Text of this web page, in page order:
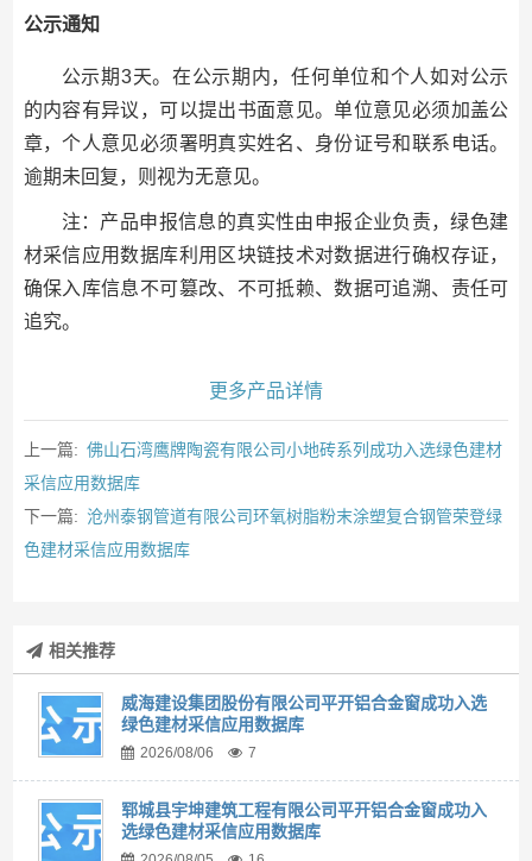
公示通知
公示期3天。在公示期内，任何单位和个人如对公示
的内容有异议，可以提出书面意见。单位意见必须加盖公
章，个人意见必须署明真实姓名、身份证号和联系电话。
逾期未回复，则视为无意见。
注：产品申报信息的真实性由申报企业负责，绿色建
材采信应用数据库利用区块链技术对数据进行确权存证，
确保入库信息不可篡改、不可抵赖、数据可追溯、责任可
追究。
更多产品详情
上一篇: 佛山石湾鹰牌陶瓷有限公司小地砖系列成功入选绿色建材
采信应用数据库
下一篇: 沧州泰钢管道有限公司环氧树脂粉末涂塑复合钢管荣登绿
色建材采信应用数据库
相关推荐
威海建设集团股份有限公司平开铝合金窗成功入选
绿色建材采信应用数据库
2026/08/06 7
郓城县宇坤建筑工程有限公司平开铝合金窗成功入
选绿色建材采信应用数据库